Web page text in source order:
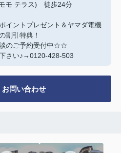
モ テラス) 徒歩24分
イントプレゼント＆ヤマダ電機
割引特典！
のご予約受付中☆☆
さい♪→0120-428-503
お問い合わせ